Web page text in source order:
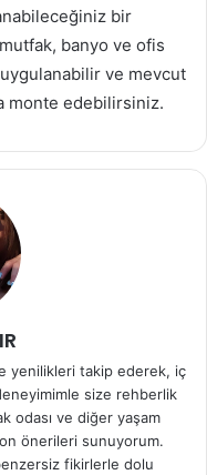
bir
banyo ve ofis
ve mevcut
monte edebilirsiniz.
yenilikleri takip ederek, iç
size rehberlik
odası ve diğer yaşam
önerileri sunuyorum.
fikirlerle dolu